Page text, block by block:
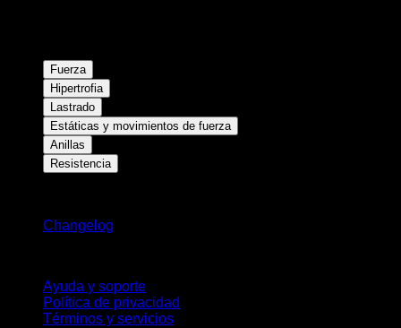
Fuerza
Hipertrofia
Lastrado
Estáticas y movimientos de fuerza
Anillas
Resistencia
Changelog
Ayuda y soporte
Política de privacidad
Términos y servicios